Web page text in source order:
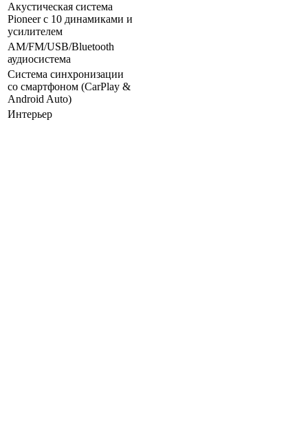
Акустическая система
Pioneer с 10 динамиками и
усилителем
AM/FM/USB/Bluetooth
аудиосистема
Система синхронизации
со смартфоном (CarPlay &
Android Auto)
Интерьер